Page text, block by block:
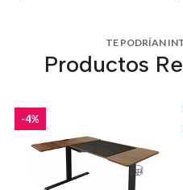
TE PODRÍAN
Productos
-4%